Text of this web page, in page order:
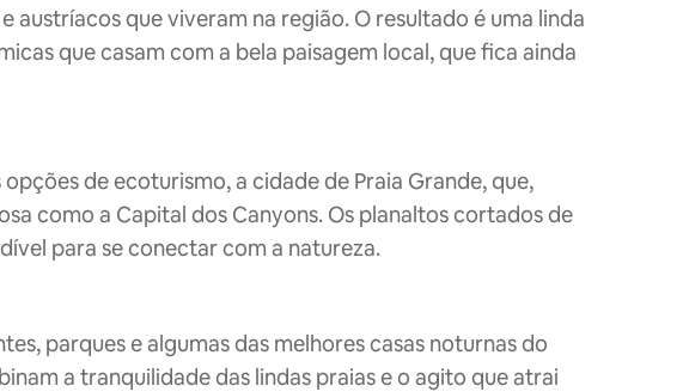
austríacos que viveram na região. O resultado é uma linda
que casam com a bela paisagem local, que fica ainda
de ecoturismo, a cidade de Praia Grande, que,
como a Capital dos Canyons. Os planaltos cortados de
para se conectar com a natureza.
parques e algumas das melhores casas noturnas do
a tranquilidade das lindas praias e o agito que atrai